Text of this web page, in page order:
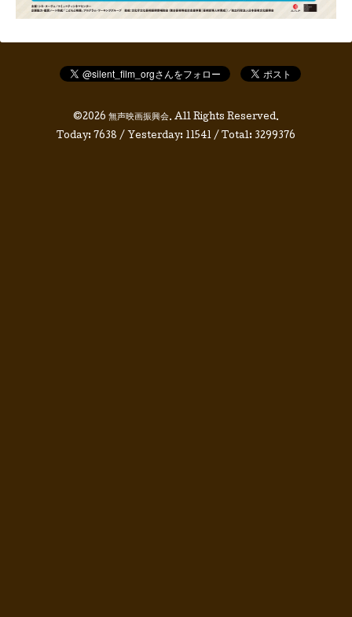
©2026 無声映画振興会. All Rights Reserved.
Today: 7638 / Yesterday: 11541 / Total: 3299376